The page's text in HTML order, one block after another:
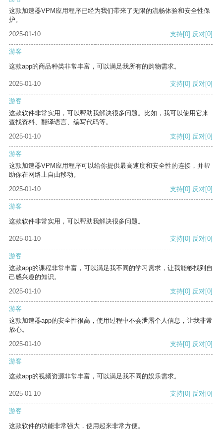
这款加速器VPM应用程序已经为我们带来了无限的流畅体验和安全性保
护。
2025-01-10
支持[0] 反对[0]
游客
这款app的商品种类非常丰富，可以满足我所有的购物需求。
2025-01-10 支持[0] 反对[0]
游客
这款软件非常实用，可以帮助我解决很多问题。比如，我可以使用它来
查找资料、翻译语言、编写代码等。
2025-01-10
支持[0] 反对[0]
游客
这款加速器VPM应用程序可以给你提供最高速度和安全性的连接，并帮
助你在网络上自由移动。
2025-01-10
支持[0] 反对[0]
游客
这款软件非常实用，可以帮助我解决很多问题。
2025-01-10 支持[0] 反对[0]
游客
这款app的课程非常丰富，可以满足我不同的学习需求，让我能够找到自
己感兴趣的知识。
2025-01-10
支持[0] 反对[0]
游客
这款加速器app的安全性很高，使用过程中不会泄露个人信息，让我非常
放心。
2025-01-10
支持[0] 反对[0]
游客
这款app的视频资源非常丰富，可以满足我不同的娱乐需求。
2025-01-10 支持[0] 反对[0]
游客
这款软件的功能非常强大，使用起来非常方便。